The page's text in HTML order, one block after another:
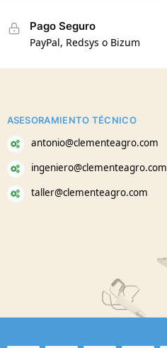
Pago Seguro
PayPal, Redsys o Bizum
ASESORAMIENTO TÉCNICO
antonio@clementeagro.com
ingeniero@clementeagro.com
taller@clementeagro.com